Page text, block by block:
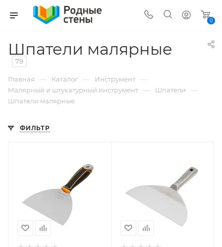
0
Шпатели малярные
79
Главная — Каталог — Инструмент —
Малярный и штукатурный инструмент — Шпатели —
Шпатели малярные
ФИЛЬТР